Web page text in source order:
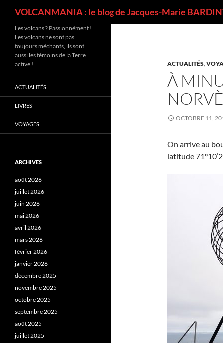
VOLCANMANIA : le blog de Jacques-Marie
ACTUALITÉS,
À
OCTOBRE 11,
On arrive au
latitude
Les volcans ? Passionnément !
Les volcans ne sont pas
toujours méchants, ils sont
aussi les témoins de la Terre
active !
ACTUALITÉS
LIVRES
VOYAGES
ARCHIVES
août 2026
juillet 2026
juin 2026
mai 2026
avril 2026
mars 2026
février 2026
janvier 2026
décembre 2025
novembre 2025
octobre 2025
septembre 2025
août 2025
juillet 2025